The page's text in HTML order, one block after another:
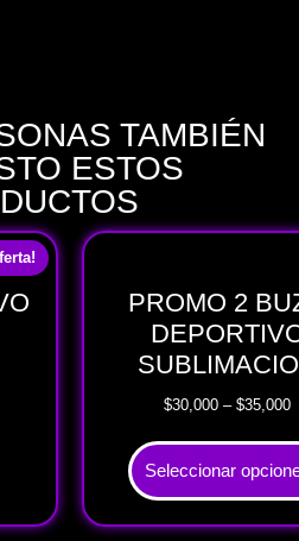
TAMBIÉN
ESTOS
PROMO 2
$30,000 – $35,000
Seleccionar